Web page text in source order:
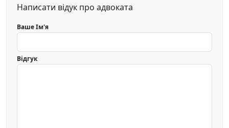
Написати відук про адвоката
Ваше Ім'я
Відгук